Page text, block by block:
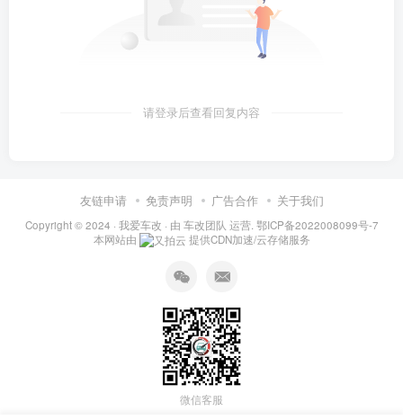
请登录后查看回复内容
友链申请 免责声明 广告合作 关于我们
Copyright © 2024 · 我爱车改 · 由 车改团队 运营. 鄂ICP备2022008099号-7
本网站由
提供CDN加速/云存储服务
微信客服